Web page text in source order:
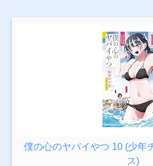
僕の心のヤバイやつ 10 (少年
ス)